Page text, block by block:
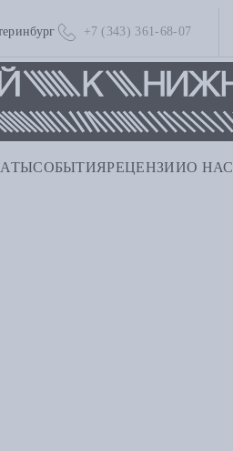
+7 (343) 361-68-07
СОБЫТИЯРЕЦЕНЗИИО НАС